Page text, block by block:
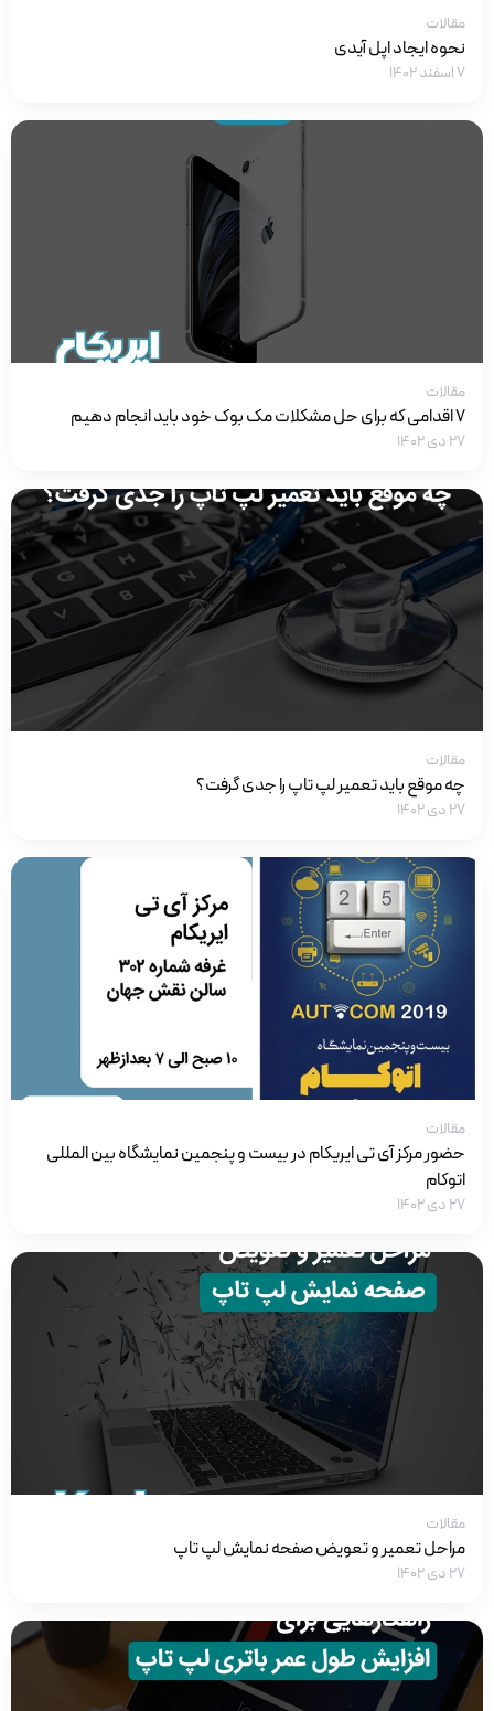
مقالات
نحوه ایجاد اپل آیدی
۷ اسفند ۱۴۰۲
مقالات
7 اقدامی که برای حل مشکلات مک بوک خود باید انجام دهیم
۲۷ دی ۱۴۰۲
مقالات
چه موقع باید تعمیر لپ تاپ را جدی گرفت؟
۲۷ دی ۱۴۰۲
مقالات
حضور مرکز آی تی ایریکام در بیست و پنجمین نمایشگاه بین المللی
اتوکام
۲۷ دی ۱۴۰۲
مقالات
مراحل تعمیر و تعویض صفحه نمایش لپ تاپ
۲۷ دی ۱۴۰۲